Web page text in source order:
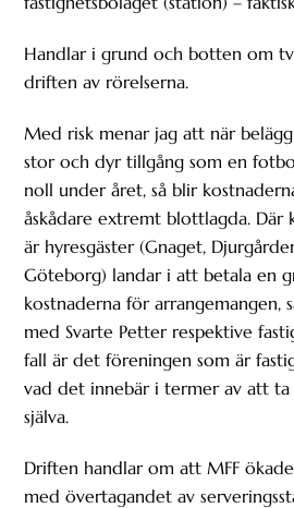
Handlar i grund och botten om
driften av rörelserna.
Med risk menar jag att när
stor och dyr tillgång som en
noll under året, så blir
åskådare extremt blottlagda. Där
är hyresgäster (Gnaget,
Göteborg) landar i att betala en
kostnaderna för arrangemangen,
med Svarte Petter respektive
fall är det föreningen som är
vad det innebär i termer av att ta
själva.
Driften handlar om att MFF
med övertagandet av